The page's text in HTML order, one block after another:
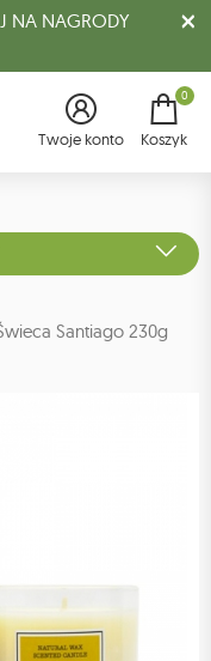
NA NAGRODY
Twoje konto
0
Koszyk
Santiago 230g